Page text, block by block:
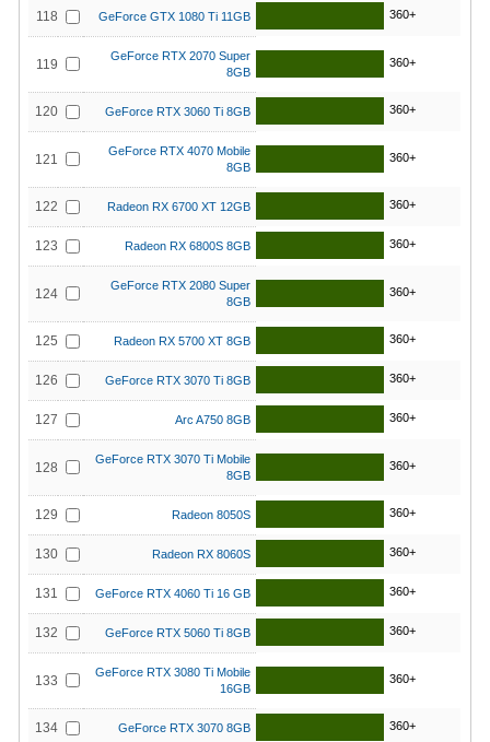
118 GeForce GTX 1080 Ti 11GB 360+
119
GeForce RTX 2070 Super
8GB
360+
120 GeForce RTX 3060 Ti 8GB 360+
121
GeForce RTX 4070 Mobile
8GB
360+
122 Radeon RX 6700 XT 12GB 360+
123 Radeon RX 6800S 8GB 360+
124
GeForce RTX 2080 Super
8GB
360+
125 Radeon RX 5700 XT 8GB 360+
126 GeForce RTX 3070 Ti 8GB 360+
127 Arc A750 8GB 360+
128
GeForce RTX 3070 Ti Mobile
8GB
360+
129 Radeon 8050S 360+
130 Radeon RX 8060S 360+
131 GeForce RTX 4060 Ti 16 GB 360+
132 GeForce RTX 5060 Ti 8GB 360+
133
GeForce RTX 3080 Ti Mobile
16GB
360+
134 GeForce RTX 3070 8GB 360+